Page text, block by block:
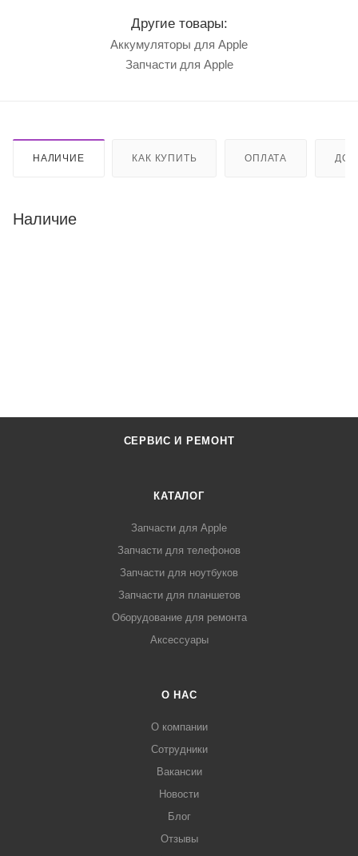
Другие товары:
Аккумуляторы для Apple
Запчасти для Apple
НАЛИЧИЕ КАК КУПИТЬ ОПЛАТА
Наличие
СЕРВИС И РЕМОНТ
КАТАЛОГ
Запчасти для Apple
Запчасти для телефонов
Запчасти для ноутбуков
Запчасти для планшетов
Оборудование для ремонта
Аксессуары
О НАС
О компании
Сотрудники
Вакансии
Новости
Блог
Отзывы